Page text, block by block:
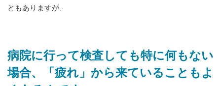
ともありますが、
病院に行って検査しても特に何もない
場合、「疲れ」から来ていることもよ